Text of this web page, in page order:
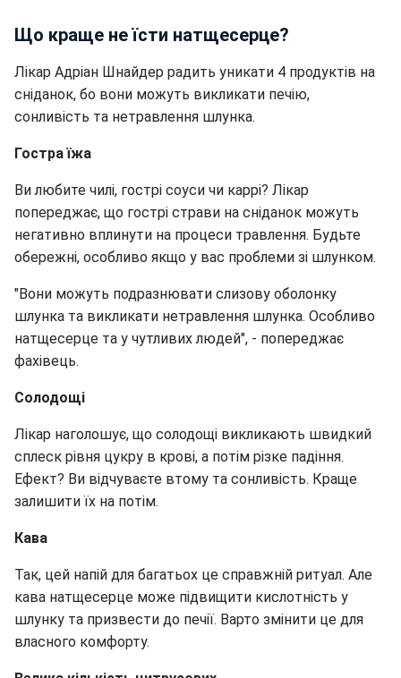
Що краще не їсти натщесерце?
Лікар Адріан Шнайдер радить уникати 4 продуктів на
сніданок, бо вони можуть викликати печію,
сонливість та нетравлення шлунка.
Гостра їжа
Ви любите чилі, гострі соуси чи каррі? Лікар
попереджає, що гострі страви на сніданок можуть
негативно вплинути на процеси травлення. Будьте
обережні, особливо якщо у вас проблеми зі шлунком.
"Вони можуть подразнювати слизову оболонку
шлунка та викликати нетравлення шлунка. Особливо
натщесерце та у чутливих людей", - попереджає
фахівець.
Солодощі
Лікар наголошує, що солодощі викликають швидкий
сплеск рівня цукру в крові, а потім різке падіння.
Ефект? Ви відчуваєте втому та сонливість. Краще
залишити їх на потім.
Кава
Так, цей напій для багатьох це справжній ритуал. Але
кава натщесерце може підвищити кислотність у
шлунку та призвести до печії. Варто змінити це для
власного комфорту.